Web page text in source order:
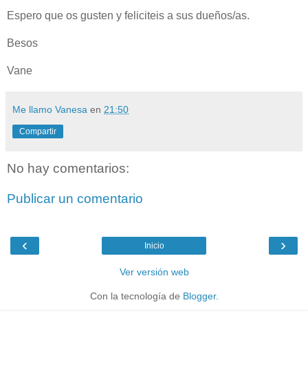
Espero que os gusten y feliciteis a sus dueños/as.
Besos
Vane
Me llamo Vanesa en 21:50
Compartir
No hay comentarios:
Publicar un comentario
‹ ›
Inicio
Ver versión web
Con la tecnología de Blogger.